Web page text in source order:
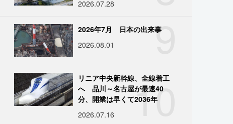
2026.07.28
9
2026年7月 日本の出来事
2026.08.01
10
リニア中央新幹線、全線着工
へ 品川～名古屋が最速40
分、開業は早くて2036年
2026.07.16